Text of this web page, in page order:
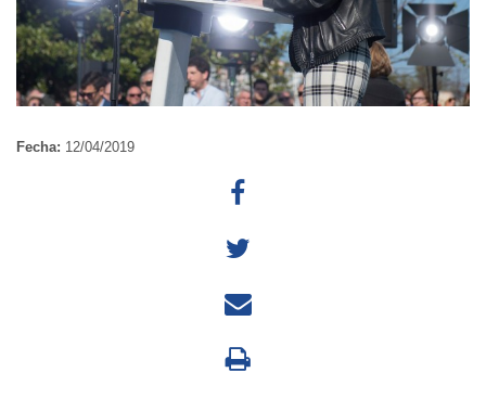
Fecha: 12/04/2019